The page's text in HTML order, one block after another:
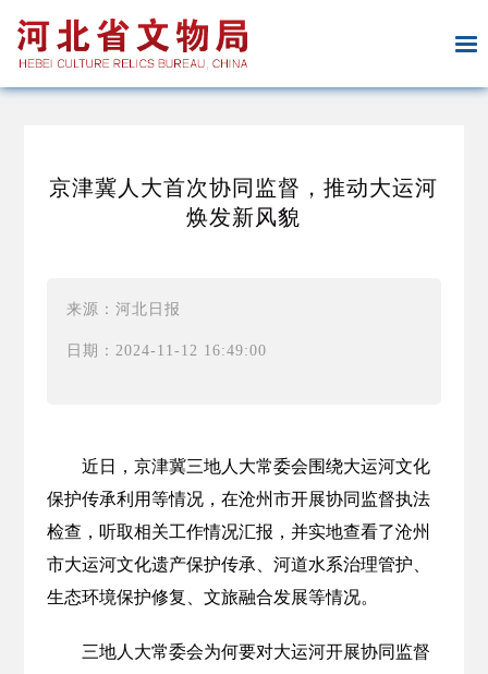
京津冀人大首次协同监督，推动大运河
焕发新风貌
来源：河北日报
日期：2024-11-12 16:49:00
近日，京津冀三地人大常委会围绕大运河文化
保护传承利用等情况，在沧州市开展协同监督执法
检查，听取相关工作情况汇报，并实地查看了沧州
市大运河文化遗产保护传承、河道水系治理管护、
生态环境保护修复、文旅融合发展等情况。
三地人大常委会为何要对大运河开展协同监督